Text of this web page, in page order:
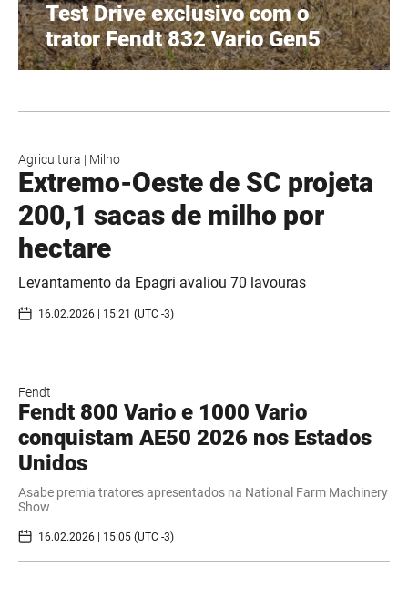
Test Drive exclusivo com o
trator Fendt 832 Vario Gen5
Agricultura | Milho
Extremo-Oeste de SC projeta
200,1 sacas de milho por
hectare
Levantamento da Epagri avaliou 70 lavouras
16.02.2026 | 15:21 (UTC -3)
Fendt
Fendt 800 Vario e 1000 Vario
conquistam AE50 2026 nos Estados
Unidos
Asabe premia tratores apresentados na National Farm Machinery
Show
16.02.2026 | 15:05 (UTC -3)